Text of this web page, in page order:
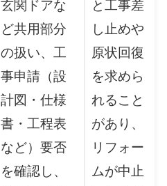
玄関ドアな
ど共用部分
の扱い、工
事申請（設
計図・仕様
書・工程表
など）要否
を確認し、
と工事差
し止めや
原状回復
を求めら
れること
があり、
リフォー
ムが中止